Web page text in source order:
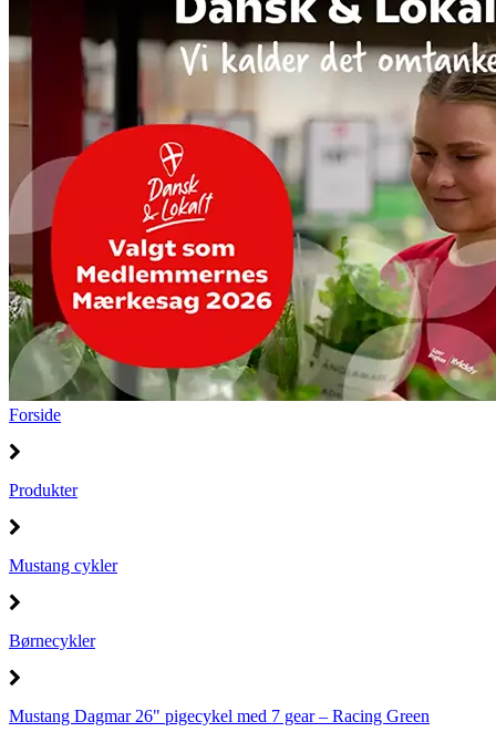
Forside
Produkter
Mustang cykler
Børnecykler
Mustang Dagmar 26" pigecykel med 7 gear – Racing Green